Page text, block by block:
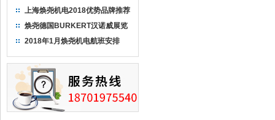
415 D
上海焕尧机电2018优势品牌推荐
焕尧德国BURKERT汉诺威展览
（2018）
2018年1月焕尧机电航班安排